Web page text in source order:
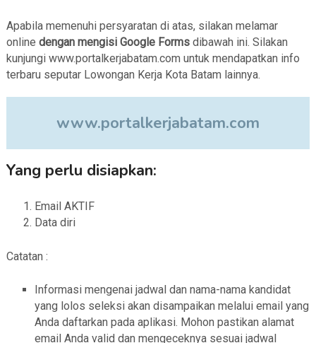
Apabila memenuhi persyaratan di atas, silakan melamar
online dengan mengisi Google Formsdibawah ini. Silakan
kunjungi www.portalkerjabatam.com untuk mendapatkan info
terbaru seputar Lowongan Kerja Kota Batam lainnya.
www.portalkerjabatam.com
Yang perlu disiapkan:
Email AKTIF
Data diri
Catatan :
Informasi mengenai jadwal dan nama-nama kandidat
yang lolos seleksi akan disampaikan melalui email yang
Anda daftarkan pada aplikasi. Mohon pastikan alamat
email Anda valid dan mengeceknya sesuai jadwal